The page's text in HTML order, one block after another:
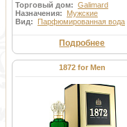
Торговый дом: Galimard
Назначения: Мужские
Вид: Парфюмированная вода
Подробнее
1872 for Men